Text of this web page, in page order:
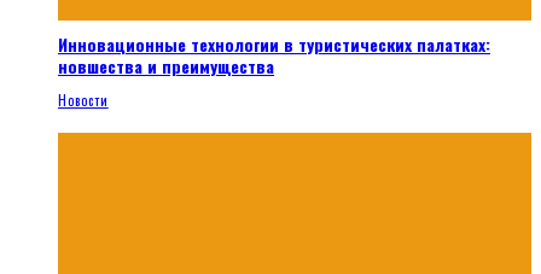
Инновационные технологии в туристических палатках:
новшества и преимущества
Новости